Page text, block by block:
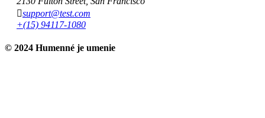
support@test.com
+(15) 94117-1080
© 2024 Humenné je umenie